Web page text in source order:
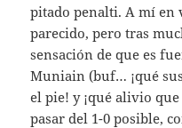
pitado penalti. A mí en
parecido, pero tras
sensación de que es
Muniain (buf… ¡qué
el pie! y ¡qué alivio
pasar del 1-0 posible,